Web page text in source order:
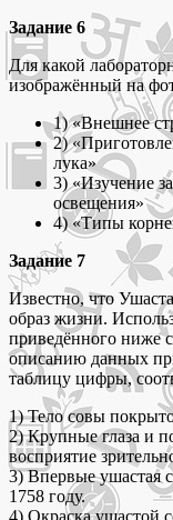
Задание 6
Для какой
изображённый на
1) «Внешнее
2)
лука»
3) «Изучение
освещения»
4) «Типы
Задание 7
Известно, что
образ жизни.
приведённого ниже
описанию данных
таблицу цифры,
1) Тело совы
2) Крупные глаза и
восприятие
3) Впервые ушастая
1758 году.
4) Окраска ушастой